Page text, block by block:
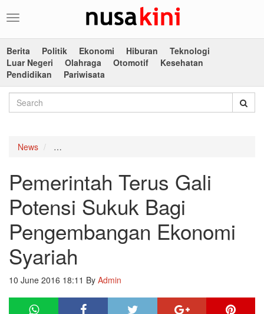
Toggle
Berita
Politik Ekonomi Hiburan
Teknologi
Luar Negeri
Olahraga Otomotif
Kesehatan
Pendidikan
Pariwisata
News
Pemerintah Terus Gali
Potensi Sukuk Bagi
Pengembangan Ekonomi
Syariah
10 June 2016 18:11 By Admin